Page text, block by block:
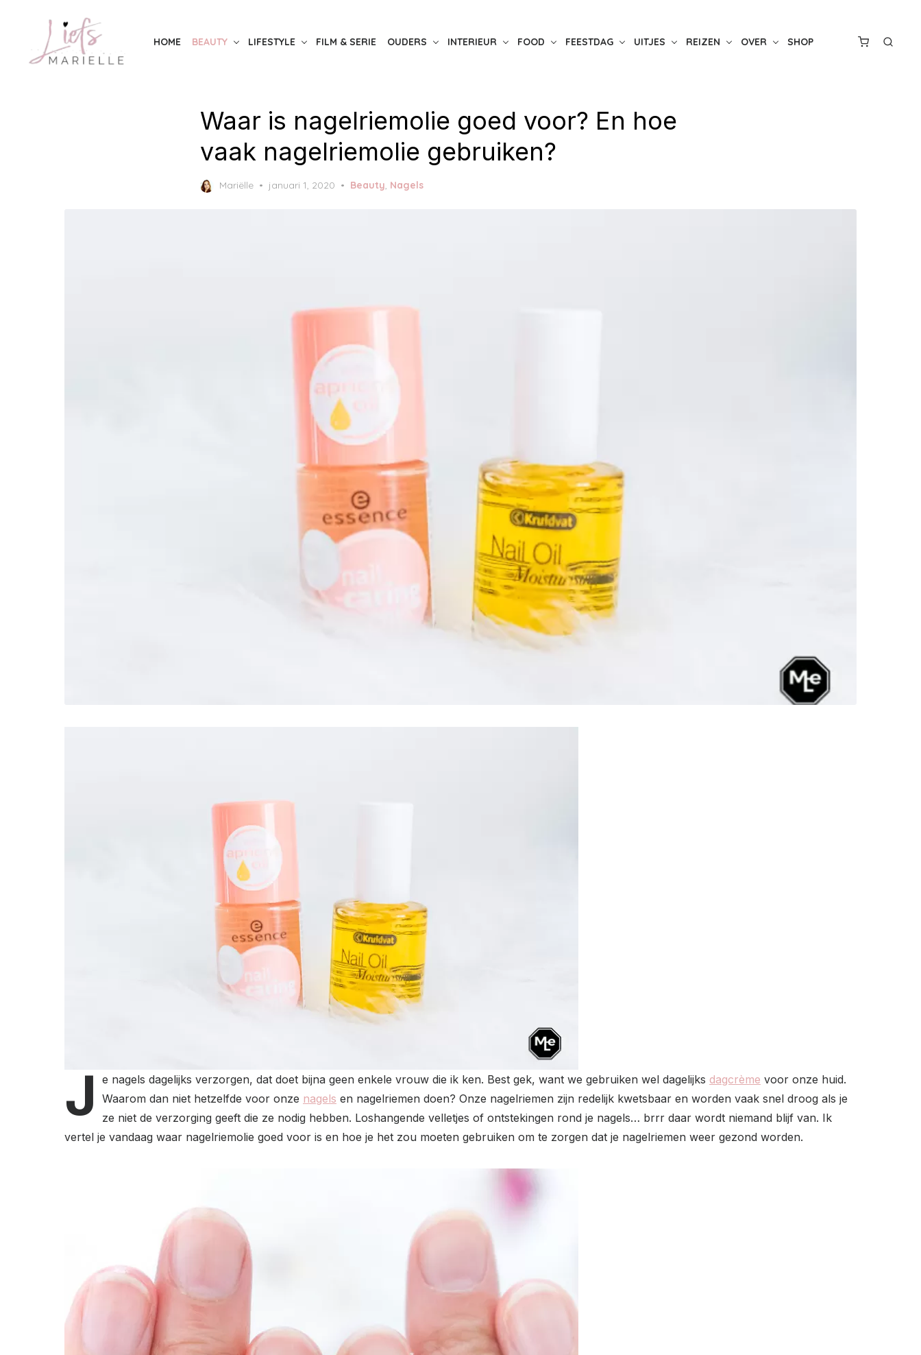
content
HOME BEAUTY LIFESTYLE FILM & SERIE OUDERS INTERIEUR FOOD FEESTDAG UITJES REIZEN OVER SHOP
Waar is nagelriemolie goed voor? En hoe
vaak nagelriemolie gebruiken?
Mariëlle
Posted
januari 1, 2020 Beauty Nagels
J e nagels dagelijks verzorgen, dat doet bijna geen enkele vrouw die ik ken. Best gek, want we gebruiken wel dagelijks dagcrème voor onze huid.
Waarom dan niet hetzelfde voor onze nagels en nagelriemen doen? Onze nagelriemen zijn redelijk kwetsbaar en worden vaak snel droog als je
ze niet de verzorging geeft die ze nodig hebben. Loshangende velletjes of ontstekingen rond je nagels… brrr daar wordt niemand blijf van. Ik
vertel je vandaag waar nagelriemolie goed voor is en hoe je het zou moeten gebruiken om te zorgen dat je nagelriemen weer gezond worden.